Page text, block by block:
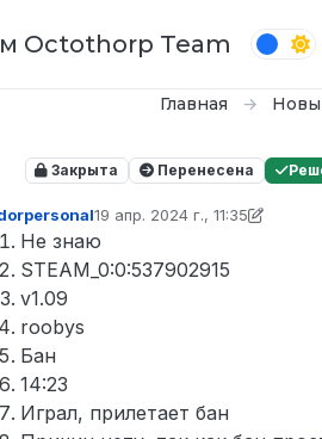
Octothorp Team
Главная
Закрыта Перенесена
в сети
19 апр. 2024 г., 11:35
отредактировано roobys
Не знаю
STEAM_0:0:537902915
v1.09
roobys
Бан
14:23
Играл, прилетает бан